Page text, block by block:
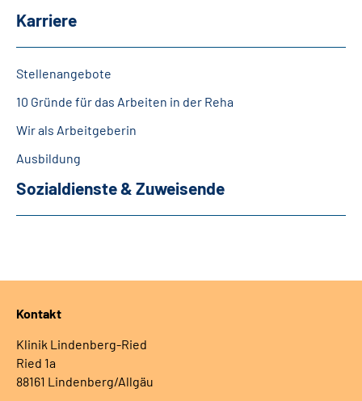
Karriere
Stellenangebote
10 Gründe für das Arbeiten in der Reha
Wir als Arbeitgeberin
Ausbildung
Sozialdienste & Zuweisende
Kontakt
Klinik Lindenberg-Ried
Ried 1a
88161 Lindenberg/Allgäu